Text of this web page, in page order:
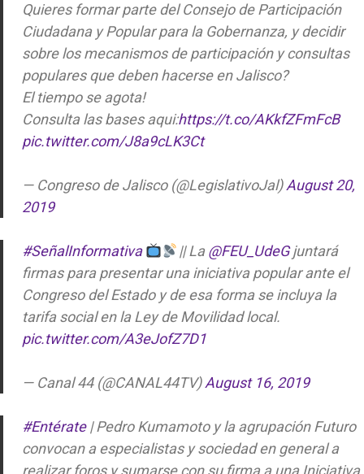
Quieres formar parte del Consejo de Participación
Ciudadana y Popular para la Gobernanza, y decidir
sobre los mecanismos de participación y consultas
populares que deben hacerse en Jalisco?
El tiempo se agota!
Consulta las bases aqui:https://t.co/AKkfZFmFcB
pic.twitter.com/J8a9cLK3Ct
— Congreso de Jalisco (@LegislativoJal)August 20,
2019
#SeñalInformativa || La@FEU_UdeGjuntará
firmas para presentar una iniciativa popular ante el
Congreso del Estado y de esa forma se incluya la
tarifa social en la Ley de Movilidad local.
pic.twitter.com/A3eJofZ7D1
— Canal 44 (@CANAL44TV)August 16, 2019
#Entérate| Pedro Kumamoto y la agrupación Futuro
convocan a especialistas y sociedad en general a